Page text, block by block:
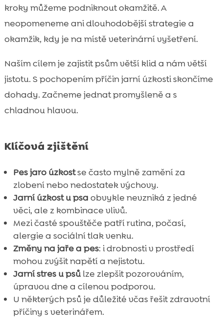
kroky můžeme podniknout okamžitě. A
neopomeneme ani dlouhodobější strategie a
okamžik, kdy je na místě veterinární vyšetření.
Naším cílem je zajistit psům větší klid a nám větší
jistotu. S pochopením příčin jarní úzkosti skončíme
dohady. Začneme jednat promyšleně a s
chladnou hlavou.
Klíčová zjištění
Pes jaro úzkostse často mylně zamění za
zlobení nebo nedostatek výchovy.
Jarní úzkost u psa obvykle nevzniká z jedné
věci, ale z kombinace vlivů.
Mezi časté spouštěče patří rutina, počasí,
alergie a sociální tlak venku.
Změny na jaře a pes: i drobnosti v prostředí
mohou zvýšit napětí a nejistotu.
Jarní stres u psůlze zlepšit pozorováním,
úpravou dne a cílenou podporou.
U některých psů je důležité včas řešit zdravotní
příčiny s veterinářem.